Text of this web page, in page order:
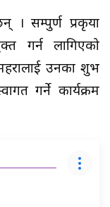
सम्पुर्ण प्रकृया
गर्न लागिएको
उनका शुभ
गर्ने कार्यक्रम